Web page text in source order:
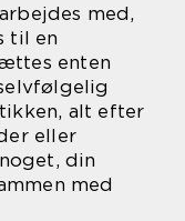
med,
til en
enten
alt efter
eller
din
med